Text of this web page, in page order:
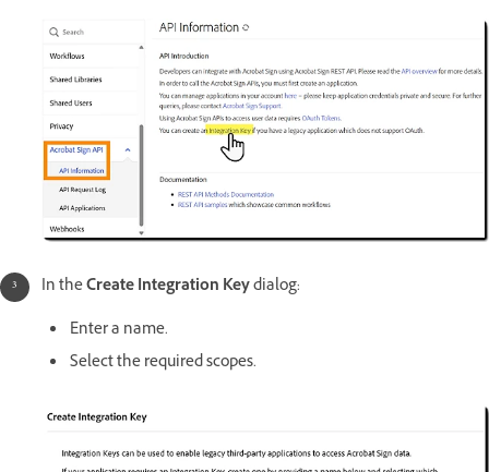
In theCreate Integration Keydialog:
Enter a name.
Select the required scopes.